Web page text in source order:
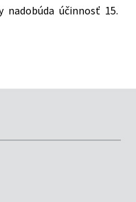
nadobúda účinnosť 15.